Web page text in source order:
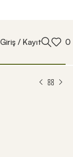
Giriş / Kayıt 0